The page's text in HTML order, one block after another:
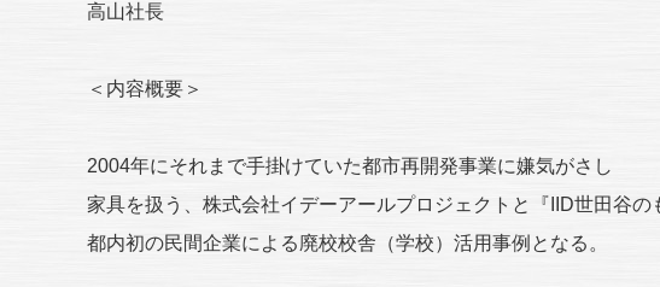
高山社長
＜内容概要＞
2004年にそれまで手掛けていた都市再開発事業に嫌気がさし
家具を扱う、株式会社イデーアールプロジェクトと『IID世田谷の
都内初の民間企業による廃校校舎（学校）活用事例となる。